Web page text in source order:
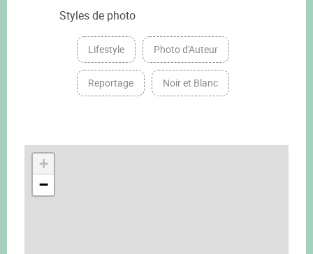
Styles de photo
Lifestyle Photo d'Auteur
Reportage Noir et Blanc
+
−